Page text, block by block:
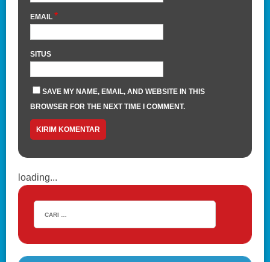
EMAIL *
SITUS
SAVE MY NAME, EMAIL, AND WEBSITE IN THIS
BROWSER FOR THE NEXT TIME I COMMENT.
loading...